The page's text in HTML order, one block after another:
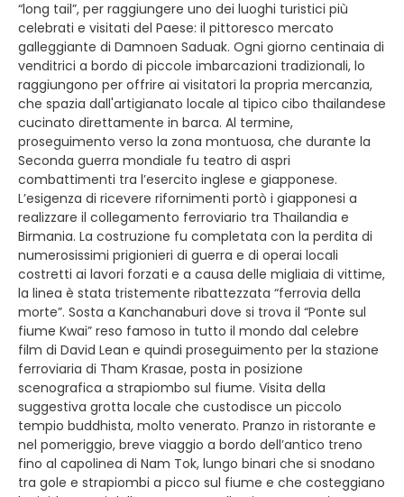
“long tail”, per raggiungere uno dei luoghi turistici più
celebrati e visitati del Paese: il pittoresco mercato
galleggiante di Damnoen Saduak. Ogni giorno centinaia di
venditrici a bordo di piccole imbarcazioni tradizionali, lo
raggiungono per offrire ai visitatori la propria mercanzia,
che spazia dall'artigianato locale al tipico cibo thailandese
cucinato direttamente in barca. Al termine,
proseguimento verso la zona montuosa, che durante la
Seconda guerra mondiale fu teatro di aspri
combattimenti tra l’esercito inglese e giapponese.
L’esigenza di ricevere rifornimenti portò i giapponesi a
realizzare il collegamento ferroviario tra Thailandia e
Birmania. La costruzione fu completata con la perdita di
numerosissimi prigionieri di guerra e di operai locali
costretti ai lavori forzati e a causa delle migliaia di vittime,
la linea è stata tristemente ribattezzata “ferrovia della
morte”. Sosta a Kanchanaburi dove si trova il “Ponte sul
fiume Kwai” reso famoso in tutto il mondo dal celebre
film di David Lean e quindi proseguimento per la stazione
ferroviaria di Tham Krasae, posta in posizione
scenografica a strapiombo sul fiume. Visita della
suggestiva grotta locale che custodisce un piccolo
tempio buddhista, molto venerato. Pranzo in ristorante e
nel pomeriggio, breve viaggio a bordo dell’antico treno
fino al capolinea di Nam Tok, lungo binari che si snodano
tra gole e strapiombi a picco sul fiume e che costeggiano